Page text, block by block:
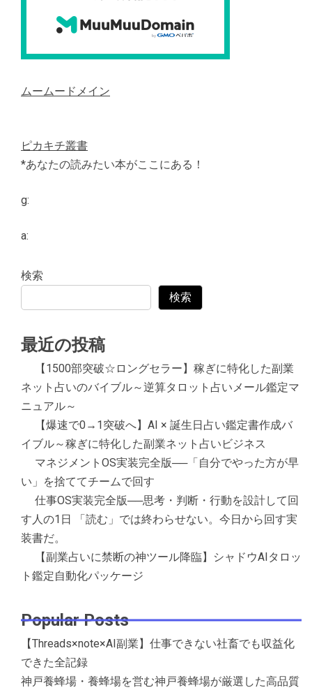
ムームードメイン
ピカキチ叢書
*あなたの読みたい本がここにある！
g:
a:
検索
検索
最近の投稿
【1500部突破☆ロングセラー】稼ぎに特化した副業
ネット占いのバイブル～逆算タロット占いメール鑑定マ
ニュアル～
【爆速で0→1突破へ】AI × 誕生日占い鑑定書作成バ
イブル～稼ぎに特化した副業ネット占いビジネス
マネジメントOS実装完全版──「自分でやった方が早
い」を捨ててチームで回す
仕事OS実装完全版──思考・判断・行動を設計して回
す人の1日 「読む」では終わらせない。今日から回す実
装書だ。
【副業占いに禁断の神ツール降臨】シャドウAIタロッ
ト鑑定自動化パッケージ
Popular Posts
【Threads×note×AI副業】仕事できない社畜でも収益化
できた全記録
神戸養蜂場・養蜂場を営む神戸養蜂場が厳選した高品質